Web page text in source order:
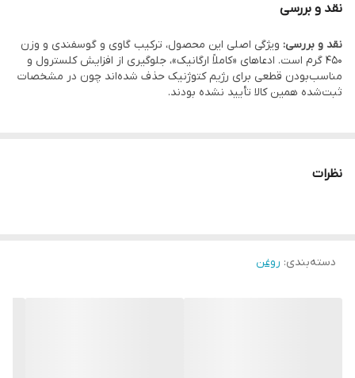
نقد و بررسی
نقد و بررسی: ویژگی اصلی این محصول، ترکیب گاوی و گوسفندی و وزن
450 گرم است. ادعاهای «کاملاً ارگانیک»، جلوگیری از افزایش کلسترول و
مناسب‌بودن قطعی برای رژیم کتوژنیک حذف شده‌اند چون در مشخصات
ثبت‌شده همین کالا تأیید نشده بودند.
نظرات
دسته‌بندی: روغن